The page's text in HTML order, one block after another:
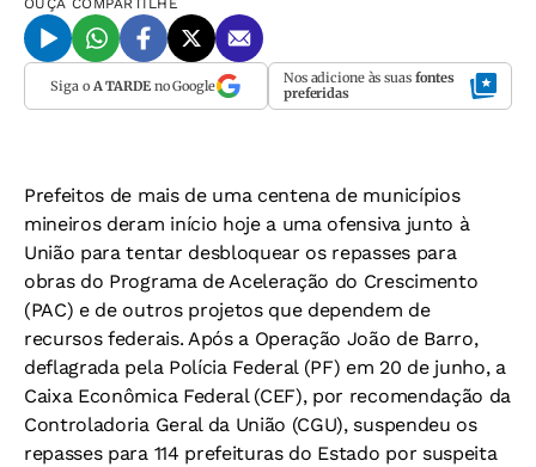
OUÇA COMPARTILHE
Siga o A TARDEno Google Nos adicione às suas fontes
preferidas
Prefeitos de mais de uma centena de municípios
mineiros deram início hoje a uma ofensiva junto à
União para tentar desbloquear os repasses para
obras do Programa de Aceleração do Crescimento
(PAC) e de outros projetos que dependem de
recursos federais. Após a Operação João de Barro,
deflagrada pela Polícia Federal (PF) em 20 de junho, a
Caixa Econômica Federal (CEF), por recomendação da
Controladoria Geral da União (CGU), suspendeu os
repasses para 114 prefeituras do Estado por suspeita